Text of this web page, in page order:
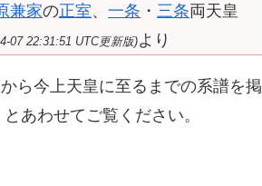
兼家の正室、 一条 ・ 三条両天皇
07 22:31:51 UTC更新版)より
ら今上天皇に至るまでの系譜を掲
とあわせてご覧ください。